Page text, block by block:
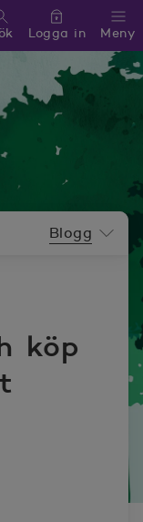
Meny
Logga in
köp
Blogg